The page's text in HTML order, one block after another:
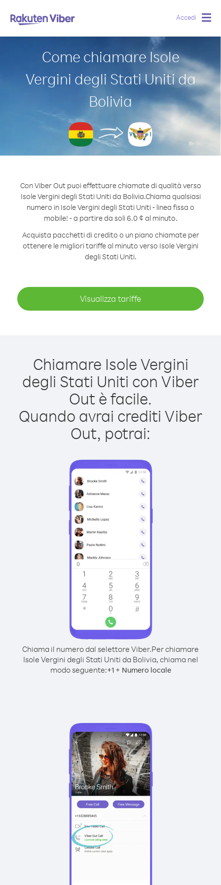
Accedi
Come chiamare Isole
Vergini degli Stati Uniti da
Bolivia
Con Viber Out puoi effettuare chiamate di qualità verso
Isole Vergini degli Stati Uniti da Bolivia.Chiama qualsiasi
numero in Isole Vergini degli Stati Uniti - linea fissa o
mobile! - a partire da soli 6.0 ¢ al minuto.
Acquista pacchetti di credito o un piano chiamate per
ottenere le migliori tariffe al minuto verso Isole Vergini
degli Stati Uniti.
Visualizza tariffe
Chiamare Isole Vergini
degli Stati Uniti con Viber
Out è facile.
Quando avrai crediti Viber
Out, potrai:
Chiama il numero dal selettore Viber.Per chiamare
Isole Vergini degli Stati Uniti da Bolivia, chiama nel
modo seguente:+1+ Numero locale